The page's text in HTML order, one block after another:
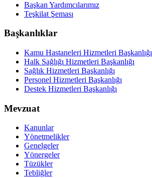
Başkan Yardımcılarımız
Teşkilat Şeması
Başkanlıklar
Kamu Hastaneleri Hizmetleri Başkanlığı
Halk Sağlığı Hizmetleri Başkanlığı
Sağlık Hizmetleri Başkanlığı
Personel Hizmetleri Başkanlığı
Destek Hizmetleri Başkanlığı
Mevzuat
Kanunlar
Yönetmelikler
Genelgeler
Yönergeler
Tüzükler
Tebliğler